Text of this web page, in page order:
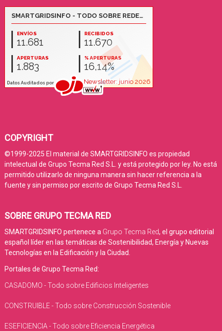
COPYRIGHT
©1999-2025 El material de SMARTGRIDSINFO es propiedad
intelectual de Grupo Tecma Red S.L. y está protegido por ley. No está
permitido utilizarlo de ninguna manera sin hacer referencia a la
fuente y sin permiso por escrito de Grupo Tecma Red S.L.
SOBRE GRUPO TECMA RED
SMARTGRIDSINFO pertenece a Grupo Tecma Red, el grupo editorial
español líder en las temáticas de Sostenibilidad, Energía y Nuevas
Tecnologías en la Edificación y la Ciudad.
Portales de Grupo Tecma Red:
CASADOMO - Todo sobre Edificios Inteligentes
CONSTRUIBLE - Todo sobre Construcción Sostenible
ESEFICIENCIA - Todo sobre Eficiencia Energética